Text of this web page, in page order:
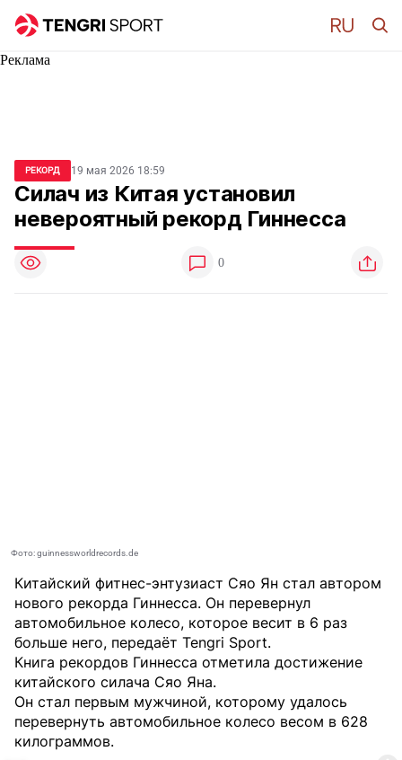
Реклама
РЕКОРД 19 мая 2026 18:59
Силач из Китая установил
невероятный рекорд Гиннесса
0
Фото: guinnessworldrecords.de
Китайский фитнес-энтузиаст Сяо Ян стал автором
нового рекорда Гиннесса. Он перевернул
автомобильное колесо, которое весит в 6 раз
больше него, передаёт Tengri Sport.
Книга рекордов Гиннесса отметила достижение
китайского силача Сяо Яна.
Он стал первым мужчиной, которому удалось
перевернуть автомобильное колесо весом в 628
килограммов.